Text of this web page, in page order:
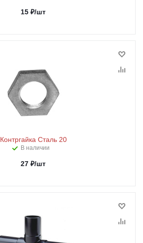
15 ₽/шт
Контргайка Сталь 20
В наличии
27 ₽/шт